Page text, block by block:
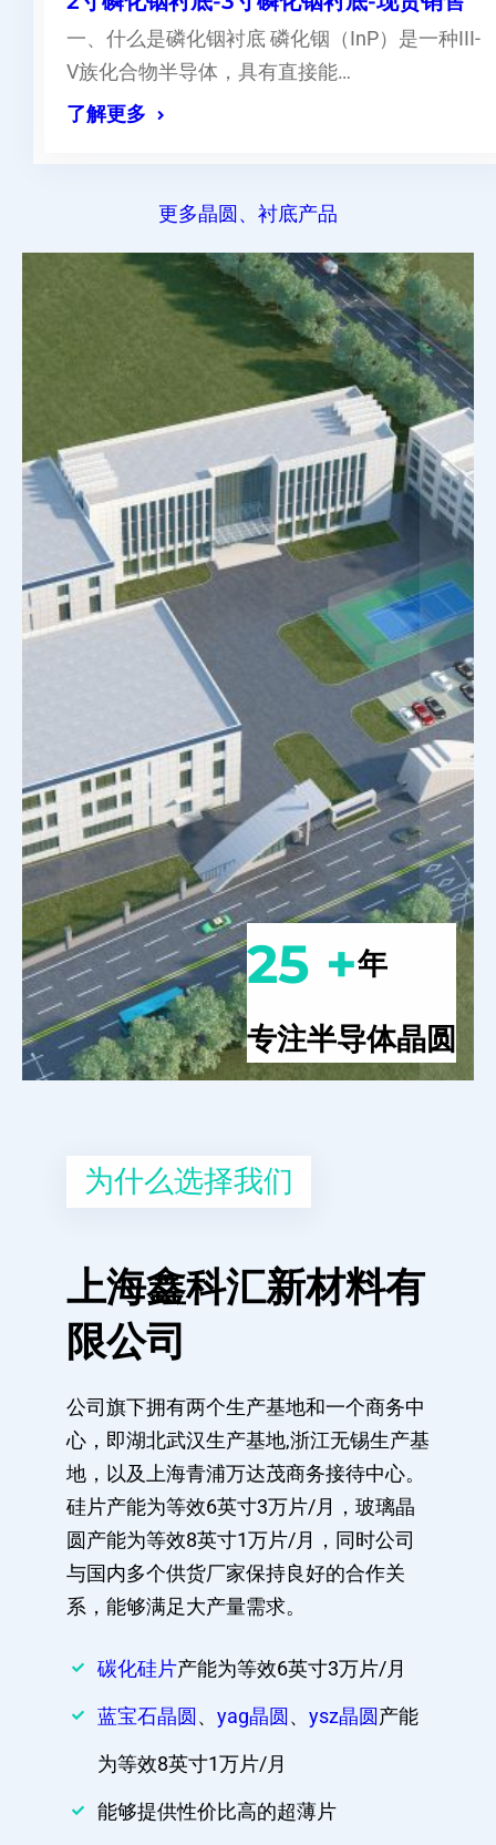
一、什么是磷化铟衬底 磷化铟（InP）是一种III-
V族化合物半导体，具有直接能…
了解更多
更多晶圆、衬底产品
25 +年
专注半导体晶圆
为什么选择我们
上海鑫科汇新材料有
限公司
公司旗下拥有两个生产基地和一个商务中
心，即湖北武汉生产基地,浙江无锡生产基
地，以及上海青浦万达茂商务接待中心。
硅片产能为等效6英寸3万片/月，玻璃晶
圆产能为等效8英寸1万片/月，同时公司
与国内多个供货厂家保持良好的合作关
系，能够满足大产量需求。
碳化硅片产能为等效6英寸3万片/月
蓝宝石晶圆 、 yag晶圆 、 ysz晶圆 产能
为等效8英寸1万片/月
能够提供性价比高的超薄片